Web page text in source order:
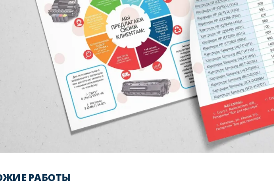
РАБОТЫ